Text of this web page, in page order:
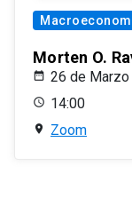
Morten O.
26 de Marzo
14:00
Zoom